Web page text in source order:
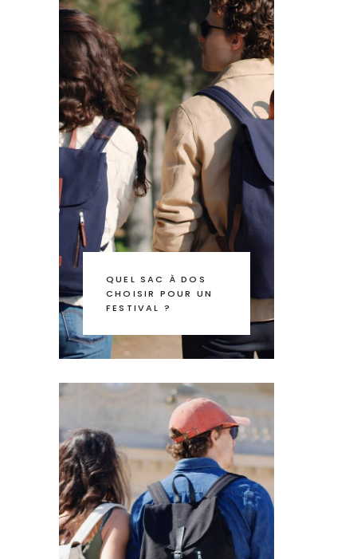
QUEL SAC À DOS
CHOISIR POUR UN
FESTIVAL ?